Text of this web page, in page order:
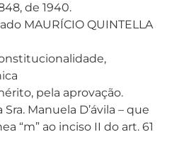
de 1940.
MAURÍCIO QUINTELLA
pela aprovação.
Sra. Manuela D’ávila – que
“m” ao inciso II do art. 61